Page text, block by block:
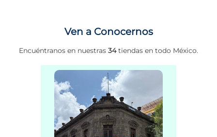
Ven a Conocernos
Encuéntranos en nuestras 34tiendas en todo México.